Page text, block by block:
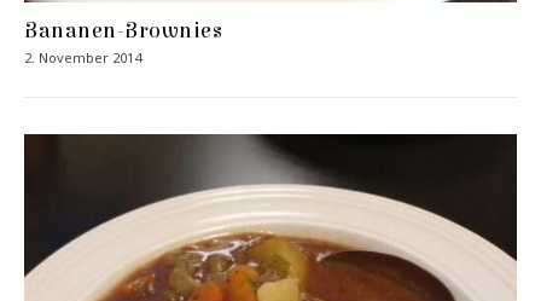
Bananen-Brownies
2. November 2014